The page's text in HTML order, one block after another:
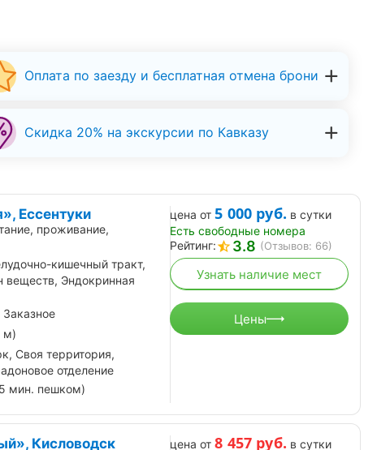
Оплата по заезду и бесплатная отмена брони
Скидка 20% на экскурсии по Кавказу
Ессентуки
проживание,
кишечный тракт,
Эндокринная
м)
Своя территория,
отделение
мин. пешком)
цена от 5 000 руб. в сутки
Есть свободные номера
Рейтинг:
3.8 (Отзывов: 66)
Узнать наличие мест
Цены
Кисловодск цена от 8 457 руб. в сутки